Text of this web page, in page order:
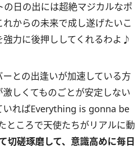
日の出には超絶マジカルなポ
からの未来で成し遂げたいこ
力に後押ししてくれるわよ♪
との出逢いが加速している方
しくてものごとが安定しない
いればEverything is gonna be
ころで天使たちがリアルに動
切磋琢磨して、意識高めに毎日